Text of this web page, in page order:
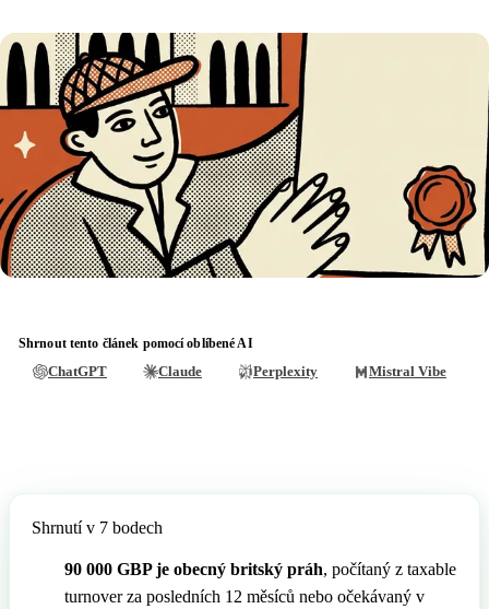
🇩🇪 Německo
🇳🇱 Nizozemsko
🇳🇴 Norsko
🇵🇱 Polsko
🇵🇹 Portugalsko
🇷🇴 Rumunsko
🇪🇸 Španělsko
🇸🇪 Švédsko
🇲🇹 Malta
🇩🇪 Německo
🇳🇱 Nizozemsko
🇳🇴 Norsko
🇵🇱 Polsko
🇦🇹 Rakousko
🇸🇮 Slovinsko
🇬🇧 Spojené království
Shrnout tento článek pomocí oblíbené AI
ChatGPT Claude Perplexity Mistral Vibe
Shrnutí v 7 bodech
90 000 GBP je obecný britský práh, počítaný z taxable
turnover za posledních 12 měsíců nebo očekávaný v